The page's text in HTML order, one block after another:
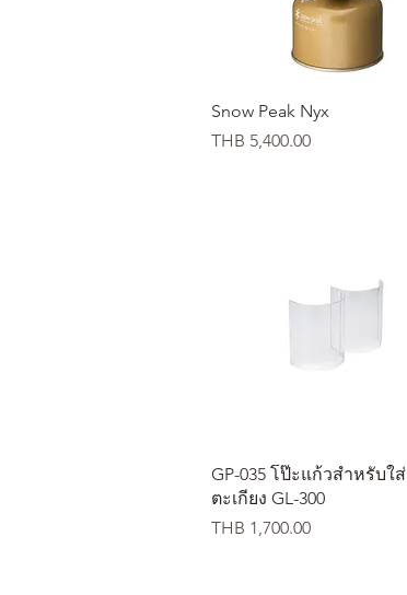
クイックビュー
Snow Peak Nyx
価格
THB 5,400.00
クイックビュー
GP-035 โป๊ะแก้วสำหรับใส่
ตะเกียง GL-300
価格
THB 1,700.00